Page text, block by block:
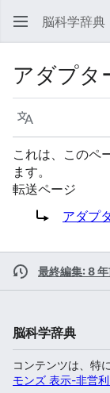
脳科学辞典
アダプタ
言語
これは、このペ
ます。
転送ページ
転送先:
アダプ
最終編集: 8
脳科学辞典
コンテンツは、特
モンズ 表示-非営